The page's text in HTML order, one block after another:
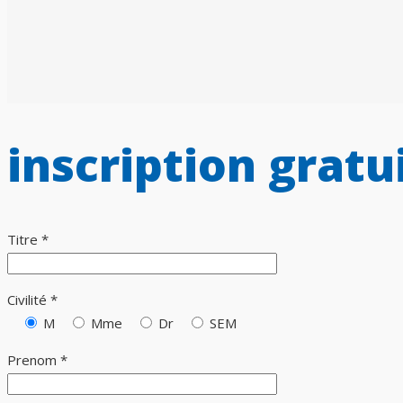
inscription
Titre *
Civilité *
M
Mme Dr SEM
Prenom *